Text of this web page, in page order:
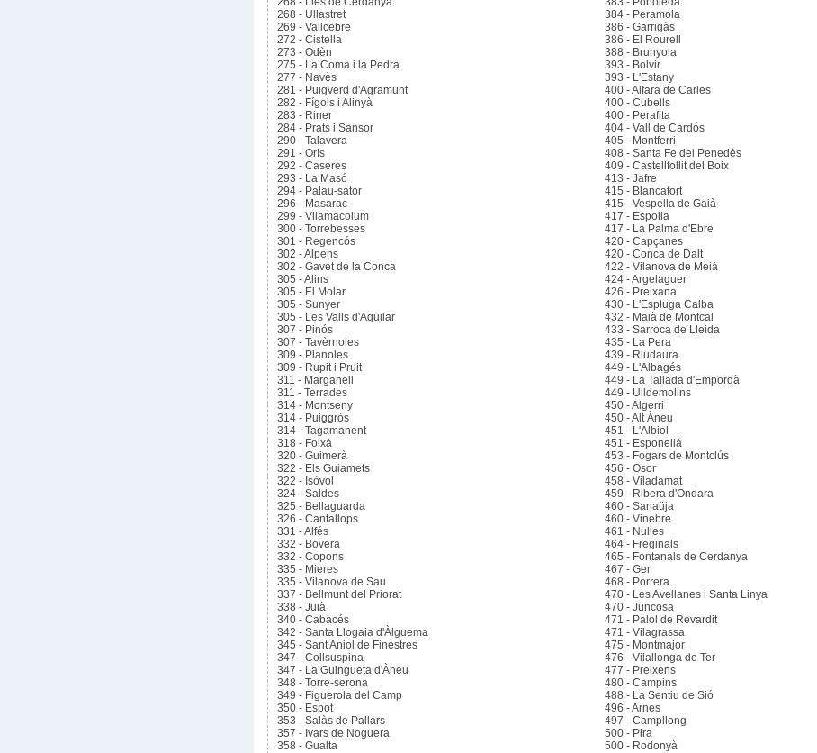
268 - Ullastret
269 - Vallcebre
272 - Cistella
273 - Odèn
275 - La Coma i la Pedra
277 - Navès
281 - Puigverd d'Agramunt
282 - Fígols i Alinyà
283 - Riner
284 - Prats i Sansor
290 - Talavera
291 - Orís
292 - Caseres
293 - La Masó
294 - Palau-sator
296 - Masarac
299 - Vilamacolum
300 - Torrebesses
301 - Regencós
302 - Alpens
302 - Gavet de la Conca
305 - Alins
305 - El Molar
305 - Sunyer
305 - Les Valls d'Aguilar
307 - Pinós
307 - Tavèrnoles
309 - Planoles
309 - Rupit i Pruit
311 - Marganell
311 - Terrades
314 - Montseny
314 - Puiggròs
314 - Tagamanent
318 - Foixà
320 - Guimerà
322 - Els Guiamets
322 - Isòvol
324 - Saldes
325 - Bellaguarda
326 - Cantallops
331 - Alfés
332 - Bovera
332 - Copons
335 - Mieres
335 - Vilanova de Sau
337 - Bellmunt del Priorat
338 - Juià
340 - Cabacés
342 - Santa Llogaia d'Àlguema
345 - Sant Aniol de Finestres
347 - Collsuspina
347 - La Guingueta d'Àneu
348 - Torre-serona
349 - Figuerola del Camp
350 - Espot
353 - Salàs de Pallars
357 - Ivars de Noguera
358 - Gualta
384 - Peramola
386 - Garrigàs
386 - El Rourell
388 - Brunyola
393 - Bolvir
393 - L'Estany
400 - Alfara de Carles
400 - Cubells
400 - Perafita
404 - Vall de Cardós
405 - Montferri
408 - Santa Fe del Penedès
409 - Castellfollit del Boix
413 - Jafre
415 - Blancafort
415 - Vespella de Gaià
417 - Espolla
417 - La Palma d'Ebre
420 - Capçanes
420 - Conca de Dalt
422 - Vilanova de Meià
424 - Argelaguer
426 - Preixana
430 - L'Espluga Calba
432 - Maià de Montcal
433 - Sarroca de Lleida
435 - La Pera
439 - Riudaura
449 - L'Albagés
449 - La Tallada d'Empordà
449 - Ulldemolins
450 - Algerri
450 - Alt Àneu
451 - L'Albiol
451 - Esponellà
453 - Fogars de Montclús
456 - Osor
458 - Viladamat
459 - Ribera d'Ondara
460 - Sanaüja
460 - Vinebre
461 - Nulles
464 - Freginals
465 - Fontanals de Cerdanya
467 - Ger
468 - Porrera
470 - Les Avellanes i Santa Linya
470 - Juncosa
471 - Palol de Revardit
471 - Vilagrassa
475 - Montmajor
476 - Vilallonga de Ter
477 - Preixens
480 - Campins
488 - La Sentiu de Sió
496 - Arnes
497 - Campllong
500 - Pira
500 - Rodonyà